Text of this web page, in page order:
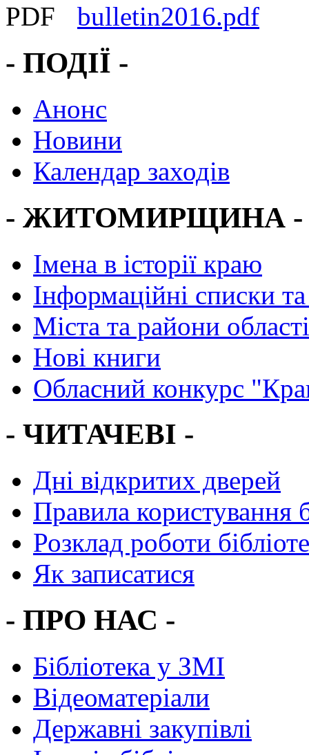
bulletin2016.pdf
- ПОДІЇ -
Анонс
Новини
Календар заходів
- ЖИТОМИРЩИНА -
Імена в історії краю
Інформаційні списки
Міста та райони області
Нові книги
Обласний конкурс
- ЧИТАЧЕВІ -
Дні відкритих дверей
Правила користування
Розклад роботи
Як записатися
- ПРО НАС -
Бібліотека у ЗМІ
Відеоматеріали
Державні закупівлі